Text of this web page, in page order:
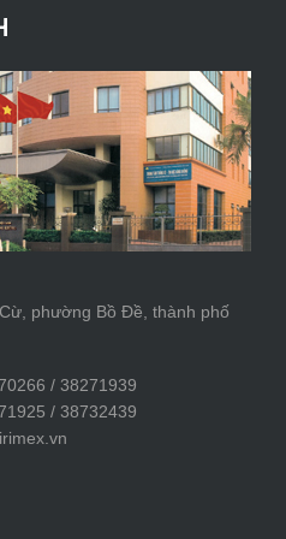
phường Bồ Đề, thành phố
/ 38271939
/ 38732439